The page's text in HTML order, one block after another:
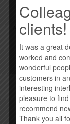
190,00
clients!
It was a great
worked and
wonderful
customers in
interesting
pleasure to
recommend
Thank you all